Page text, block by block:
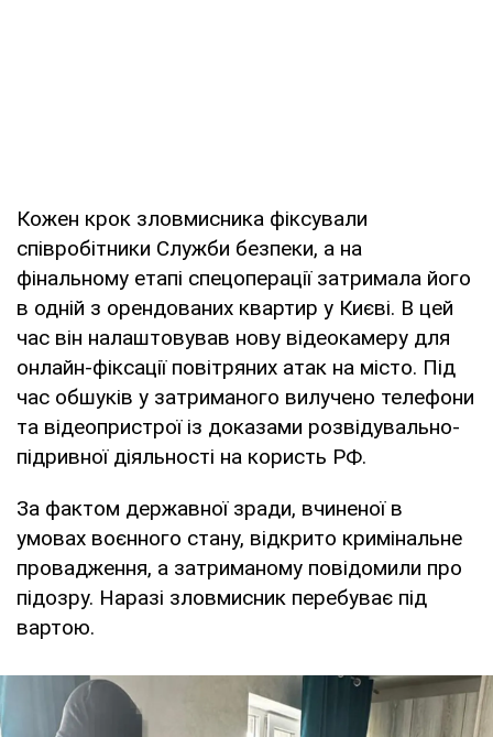
Кожен крок зловмисника фіксували
співробітники Служби безпеки, а на
фінальному етапі спецоперації затримала його
в одній з орендованих квартир у Києві. В цей
час він налаштовував нову відеокамеру для
онлайн-фіксації повітряних атак на місто. Під
час обшуків у затриманого вилучено телефони
та відеопристрої із доказами розвідувально-
підривної діяльності на користь РФ.
За фактом державної зради, вчиненої в
умовах воєнного стану, відкрито кримінальне
провадження, а затриманому повідомили про
підозру. Наразі зловмисник перебуває під
вартою.